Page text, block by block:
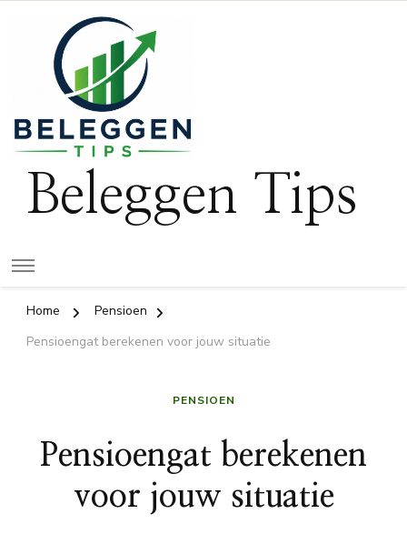
Beleggen Tips
Home
Pensioen
Pensioengat berekenen voor jouw situatie
PENSIOEN
Pensioengat berekenen
voor jouw situatie